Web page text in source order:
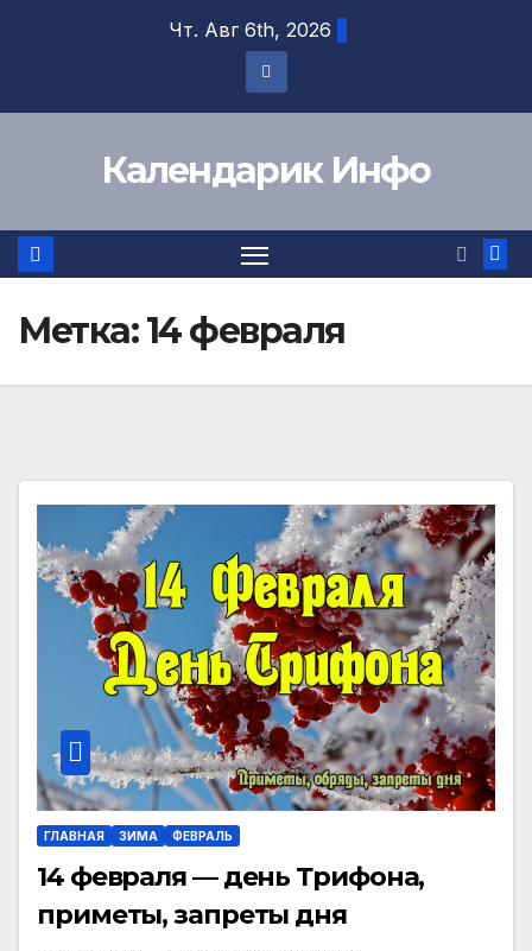
Чт. Авг 6th, 2026
Календарик Инфо
Метка:14 февраля
ГЛАВНАЯ ЗИМА ФЕВРАЛЬ
14 февраля — день Трифона,
приметы, запреты дня